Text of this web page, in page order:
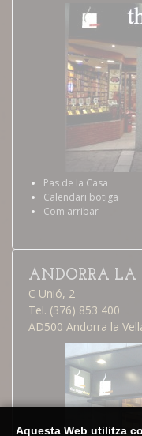
Pas de la Casa
Calendari botiga
Com arribar
ANDORRA LA
C Unió, 2
Tel. (376) 853 400
AD500 Andorra la
Aquesta Web utilitza